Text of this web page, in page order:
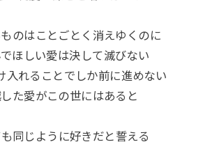
のはことごとく消えゆくのに
ほしい愛は決して滅びない
入れることでしか前に進めない
た愛がこの世にはあると
同じように好きだと誓える